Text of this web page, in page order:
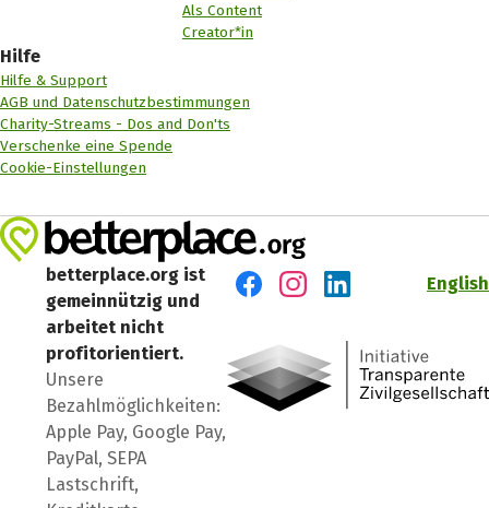
Als Content
Creator*in
Hilfe
Hilfe & Support
AGB und Datenschutzbestimmungen
Charity-Streams - Dos and Don'ts
Verschenke eine Spende
Cookie-Einstellungen
betterplace.org ist
gemeinnützig und
arbeitet nicht
profitorientiert.
Unsere
Bezahlmöglichkeiten:
Apple Pay, Google Pay,
PayPal, SEPA
Lastschrift,
English